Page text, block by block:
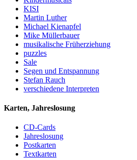
KISI
Martin Luther
Michael Kienapfel
Mike Müllerbauer
musikalische Früherziehung
puzzles
Sale
Segen und Entspannung
Stefan Rauch
verschiedene Interpreten
Karten, Jahreslosung
CD-Cards
Jahreslosung
Postkarten
Textkarten